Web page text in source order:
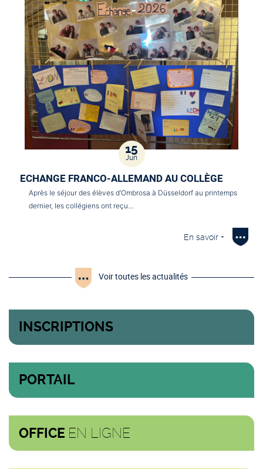
15
Jun
ECHANGE FRANCO-ALLEMAND AU COLLÈGE
Après le séjour des élèves d’Ombrosa à Düsseldorf au printemps
dernier, les collégiens ont reçu…
En savoir +
Voir toutes les actualités
INSCRIPTIONS
PORTAIL
OFFICE EN LIGNE